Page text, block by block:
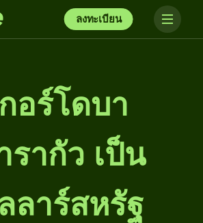
ลงทะเบียน
อร์โดบา
รากัว เป็น
ลาร์สหรัฐ